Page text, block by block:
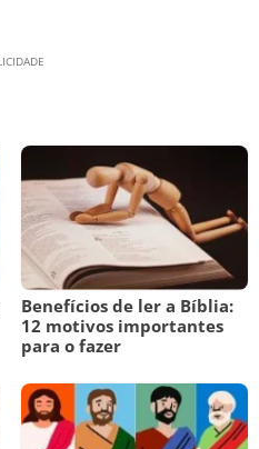
Benefícios de ler a Bíblia:
12 motivos importantes
para o fazer